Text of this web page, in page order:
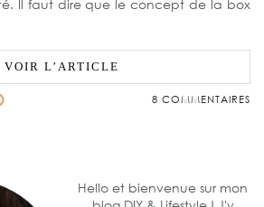
Il faut dire que le concept de la box
VOIR L’ARTICLE
8 COMMENTAIRES
Hello et bienvenue sur mon